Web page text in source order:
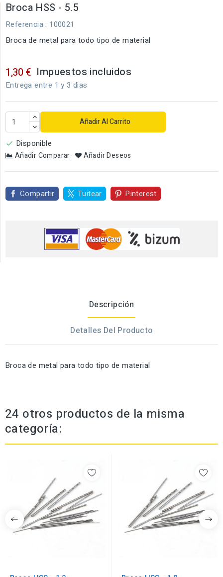
Broca HSS - 5.5
Referencia : 100021
Broca de metal para todo tipo de material
1,30 € Impuestos incluidos
Entrega entre 1 y 3 dias
Añadir Al Carrito
 Disponible
Añadir Comparar Añadir Deseos
Compartir Tuitear Pinterest
Descripción
Detalles Del Producto
Broca de metal para todo tipo de material
24 otros productos de la misma
categoría: